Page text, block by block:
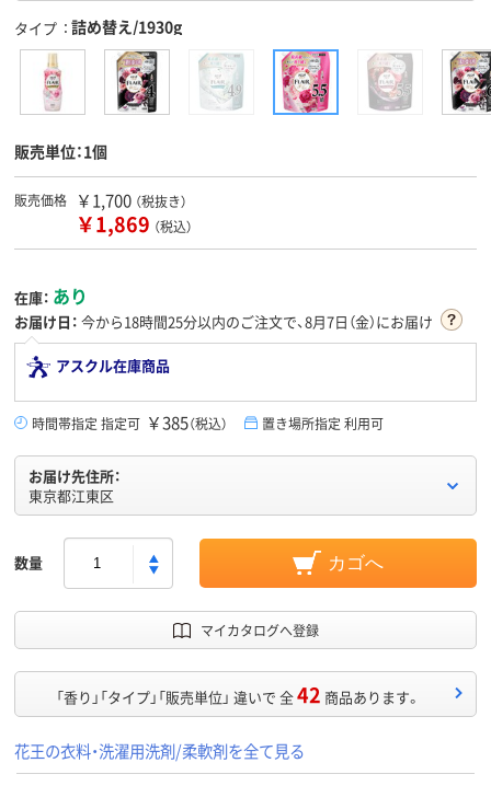
タイプ 詰め替え/1930g
販売単位：1個
販売価格 ￥1,700 （税抜き）
￥1,869 （税込）
在庫： あり
お届け日： 今から18時間25分以内のご注文で、8月7日（金）にお届け
アスクル在庫商品
時間帯指定 指定可 ￥385（税込） 置き場所指定 利用可
お届け先住所：
東京都江東区
数量 カゴへ
マイカタログへ登録
「香り」「タイプ」「販売単位」 違いで 全42 商品あります。
花王の衣料・洗濯用洗剤/柔軟剤を全て見る